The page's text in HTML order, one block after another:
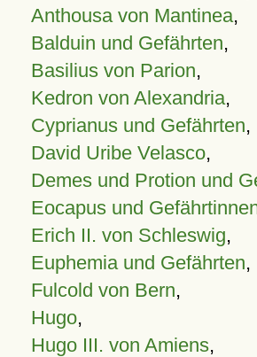
Anthousa von Mantinea,
Balduin und Gefährten,
Basilius von Parion,
Kedron von Alexandria,
Cyprianus und Gefährten,
David Uribe Velasco,
Demes und Protion und
Eocapus und
Erich II. von Schleswig,
Euphemia und Gefährten,
Fulcold von Bern,
Hugo,
Hugo III. von Amiens,